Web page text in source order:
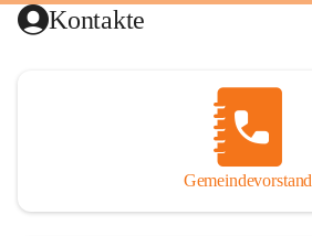
Kontakte
Gemeindevorstand